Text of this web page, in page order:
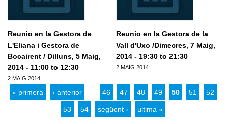
Reunio en la Gestora de
L'Eliana i Gestora de
Bocairent / Dilluns, 5 Maig,
2014 - 11:00 to 12:30
2 MAIG 2014
Reunio en la Gestora de la
Vall d'Uxo /Dimecres, 7 Maig,
2014 - 19:30 to 21:30
2 MAIG 2014
« primera ‹ anterior 46 47 48 49 50 51 52
53 54 següent › ultima »